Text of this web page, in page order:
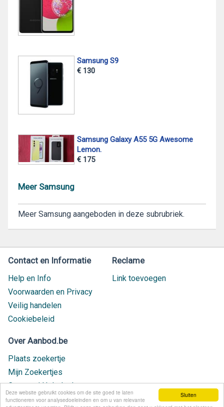
Sluiten
Deze website gebruikt cookies om de site goed te laten
functioneren voor analysedoeleinden en om u van relevante
Samsung S9
€ 130
Samsung Galaxy A55 5G Awesome
Lemon.
€ 175
Meer Samsung
Meer Samsung aangeboden in deze subrubriek.
Contact en Informatie
Help en Info
Voorwaarden en Privacy
Veilig handelen
Cookiebeleid
Reclame
Link toevoegen
Over Aanbod.be
Plaats zoekertje
Mijn Zoekertjes
Contact / Helpdesk
Nieuw geplaatst